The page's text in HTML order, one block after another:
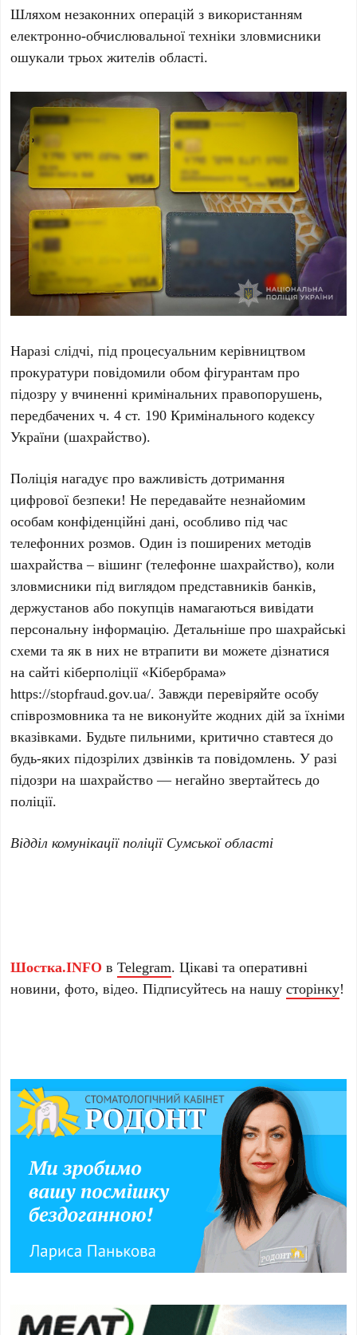
Шляхом незаконних операцій з використанням
електронно-обчислювальної техніки зловмисники
ошукали трьох жителів області.
Наразі слідчі, під процесуальним керівництвом
прокуратури повідомили обом фігурантам про
підозру у вчиненні кримінальних правопорушень,
передбачених ч. 4 ст. 190 Кримінального кодексу
України (шахрайство).
Поліція нагадує про важливість дотримання
цифрової безпеки! Не передавайте незнайомим
особам конфіденційні дані, особливо під час
телефонних розмов. Один із поширених методів
шахрайства – вішинг (телефонне шахрайство), коли
зловмисники під виглядом представників банків,
держустанов або покупців намагаються вивідати
персональну інформацію. Детальніше про шахрайські
схеми та як в них не втрапити ви можете дізнатися
на сайті кіберполіції «Кібербрама»
https://stopfraud.gov.ua/. Завжди перевіряйте особу
співрозмовника та не виконуйте жодних дій за їхніми
вказівками. Будьте пильними, критично ставтеся до
будь-яких підозрілих дзвінків та повідомлень. У разі
підозри на шахрайство — негайно звертайтесь до
поліції.
Відділ комунікації поліції Сумської області
Шостка.INFO вTelegram. Цікаві та оперативні
новини, фото, відео. Підписуйтесь на нашусторінку!